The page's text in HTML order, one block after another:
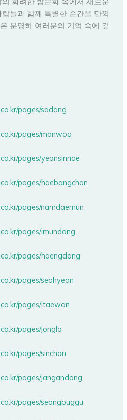
들과 함께 특별한 순간을 만끽
분명히 여러분의 기억 속에 깊
pages/sadang
pages/manwoo
pages/yeonsinnae
pages/haebangchon
pages/namdaemun
pages/imundong
pages/haengdang
pages/seohyeon
pages/itaewon
pages/jonglo
pages/sinchon
pages/jangandong
pages/seongbuggu